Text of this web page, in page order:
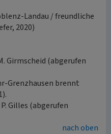
Landau / freundliche
2020)
Girmscheid (abgerufen
Grenzhausen brennt
Gilles (abgerufen
nach oben